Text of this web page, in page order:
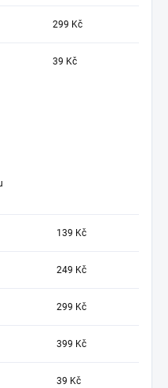
299 Kč
39 Kč
139 Kč
249 Kč
299 Kč
399 Kč
39 Kč